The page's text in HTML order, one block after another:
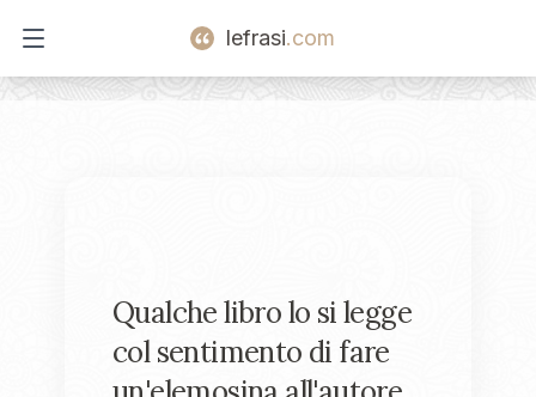
Open main menu
lefrasi.com
Qualche libro lo si legge
col sentimento di fare